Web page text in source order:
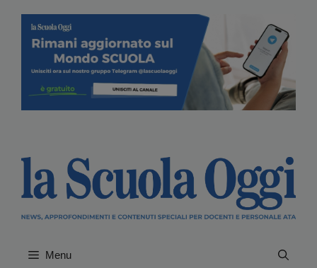
contenuto
Menu